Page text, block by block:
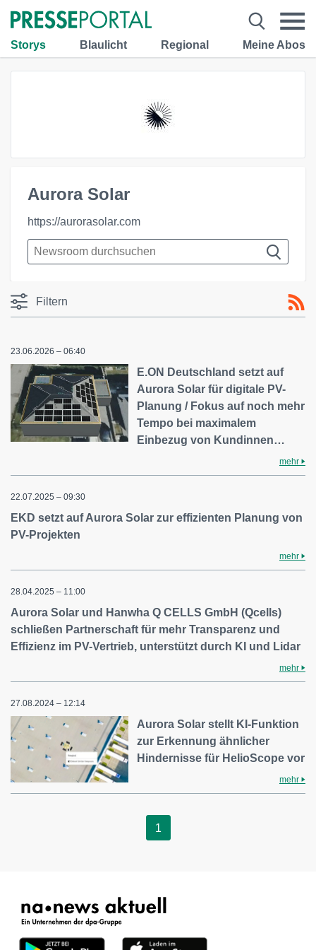
Storys Blaulicht Regional Meine Abos
Aurora Solar
https://aurorasolar.com
Filtern
23.06.2026 – 06:40
E.ON Deutschland setzt auf
Aurora Solar für digitale PV-
Planung / Fokus auf noch mehr
Tempo bei maximalem
Einbezug von Kundinnen…
mehr
22.07.2025 – 09:30
EKD setzt auf Aurora Solar zur effizienten Planung von
PV-Projekten
mehr
28.04.2025 – 11:00
Aurora Solar und Hanwha Q CELLS GmbH (Qcells)
schließen Partnerschaft für mehr Transparenz und
Effizienz im PV-Vertrieb, unterstützt durch KI und Lidar
mehr
27.08.2024 – 12:14
Aurora Solar stellt KI-Funktion
zur Erkennung ähnlicher
Hindernisse für HelioScope vor
mehr
1